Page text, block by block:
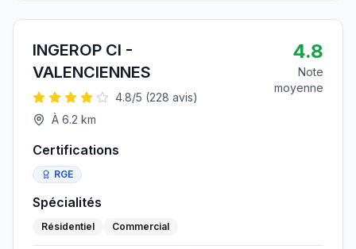
INGEROP CI -
VALENCIENNES
4.8/5 (228 avis)
À 6.2 km
4.8
Note
moyenne
Certifications
RGE
Spécialités
Résidentiel Commercial